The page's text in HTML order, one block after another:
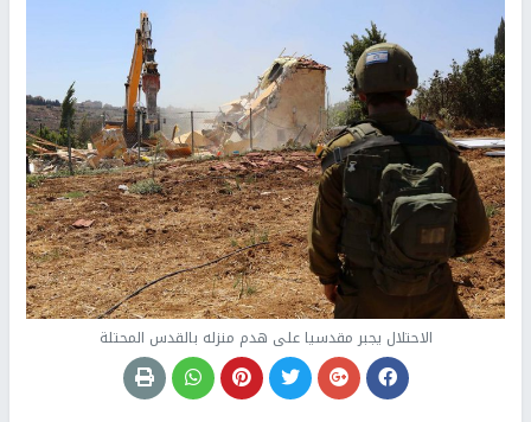
الاحتلال يجبر مقدسيا على هدم منزله بالقدس المحتلة